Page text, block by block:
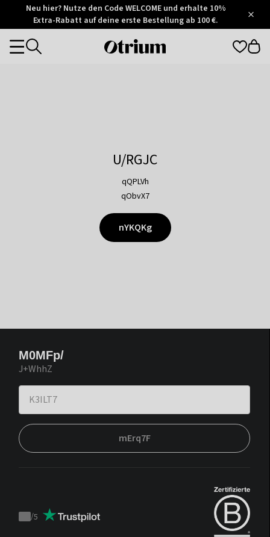
Otrium
Trustpilot
Neu hier? Nutze den Code WELCOME und erhalte 10%
Extra-Rabatt auf deine erste Bestellung ab 100 €.
Otrium
Categories
U/RGJC
qQPLVh
qObvX7
nYKQKg
M0MFp/
J+WhhZ
mErq7F
Trustpilot
/5